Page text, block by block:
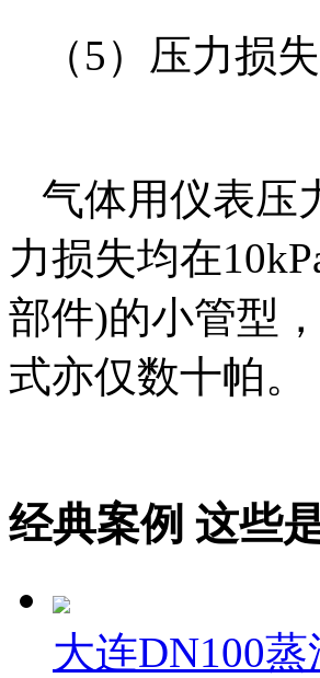
（5）压力损失
气体用仪表压
力损失均在
部件)的小管型
式亦仅数十帕。
经典案例 这些
大连DN100